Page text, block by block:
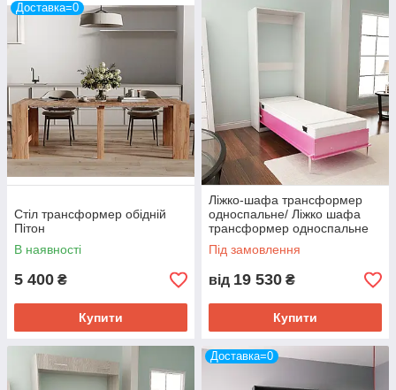
Доставка=0
Стіл трансформер обідній
Пітон
В наявності
5 400 ₴
Купити
Ліжко-шафа трансформер
односпальне/ Ліжко шафа
трансформер односпальне
Під замовлення
від 19 530 ₴
Купити
Доставка=0